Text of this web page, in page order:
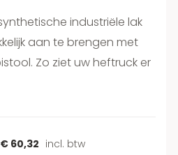
industriële lak
aan te brengen met
Zo ziet uw heftruck er
€ 60,32 incl. btw